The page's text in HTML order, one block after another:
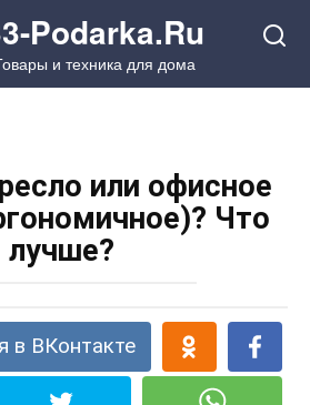
Podarka.Ru
и техника для дома
или офисное
Что
лучше?
в ВКонтакте